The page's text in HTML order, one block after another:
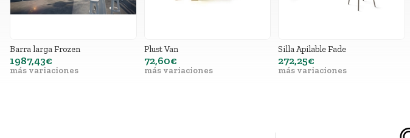
Barra larga Frozen
1987,43€
más variaciones
Plust Van
72,60€
más variaciones
Silla Apilable Fade
272,25€
más variaciones